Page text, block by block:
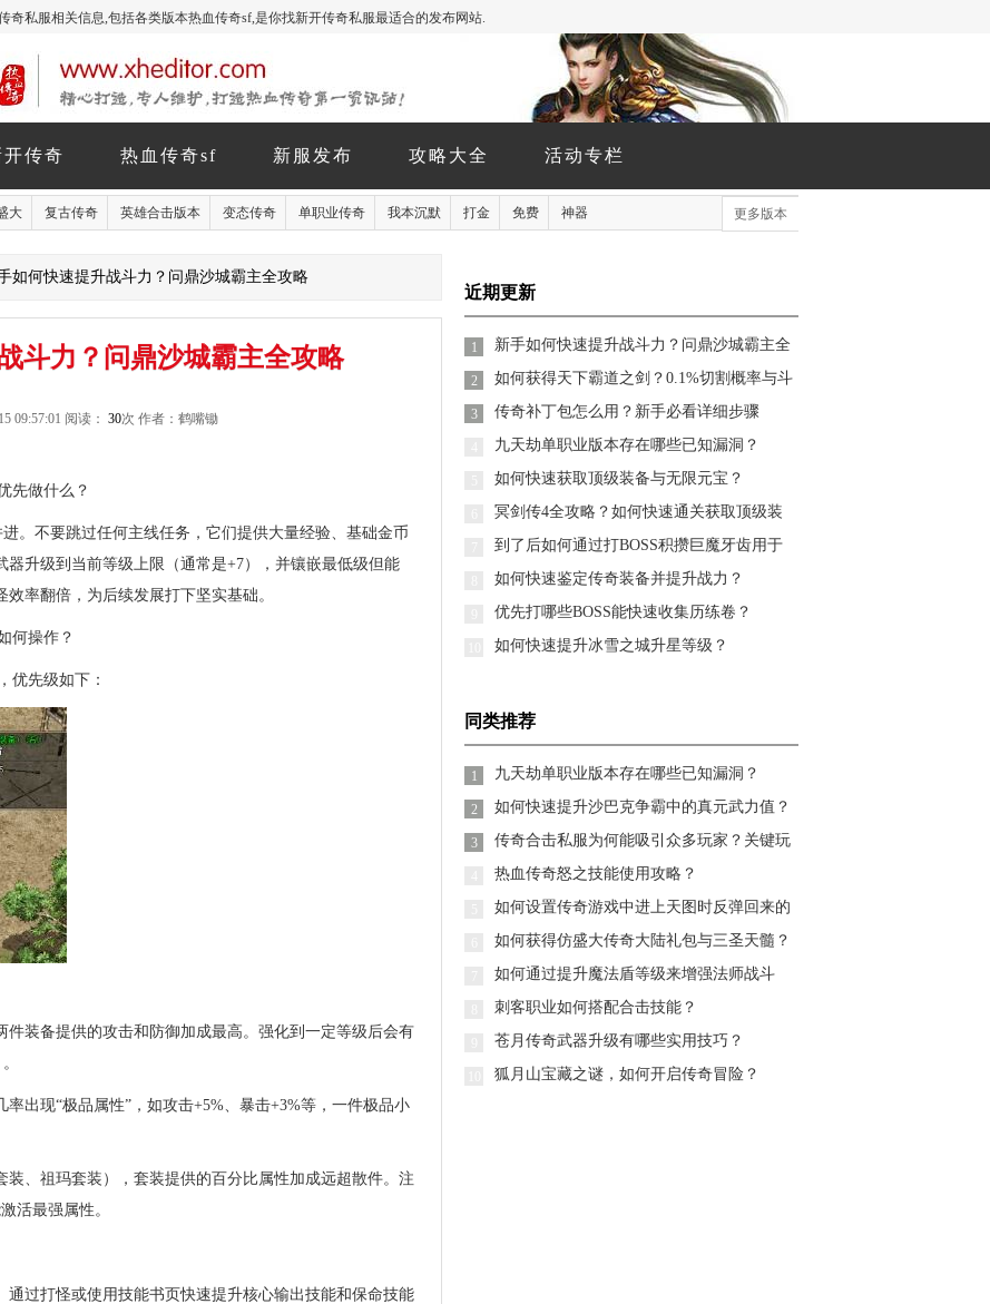
奇私服相关信息,包括各类版本热血传奇sf,是你找新开传奇私服最适合的发布网站.
开传奇 热血传奇sf 新服发布 攻略大全 活动专栏
大 复古传奇 英雄合击版本 变态传奇 单职业传奇 我本沉默 打金 免费 神器 更多版本
如何快速提升战斗力？问鼎沙城霸主全攻略
斗力？问鼎沙城霸主全攻略
09:57:01 阅读： 30次 作者：鹤嘴锄
先做什么？
。不要跳过任何主线任务，它们提供大量经验、基础金币
升级到当前等级上限（通常是+7），并镶嵌最低级但能
率翻倍，为后续发展打下坚实基础。
何操作？
优先级如下：
装备提供的攻击和防御加成最高。强化到一定等级后会有
出现“极品属性”，如攻击+5%、暴击+3%等，一件极品小
、祖玛套装），套装提供的百分比属性加成远超散件。注
活最强属性。
过打怪或使用技能书页快速提升核心输出技能和保命技能
近期更新
1
新手如何快速提升战斗力？问鼎沙城霸主全
攻略
2
如何获得天下霸道之剑？0.1%切割概率与斗
牙王合成攻略
3 传奇补丁包怎么用？新手必看详细步骤
九天劫单职业版本存在哪些已知漏洞？
如何快速获取顶级装备与无限元宝？
冥剑传4全攻略？如何快速通关获取顶级装
备？
到了后如何通过打BOSS积攒巨魔牙齿用于
100110升级？
如何快速鉴定传奇装备并提升战力？
优先打哪些BOSS能快速收集历练卷？
如何快速提升冰雪之城升星等级？
同类推荐
1 九天劫单职业版本存在哪些已知漏洞？
2 如何快速提升沙巴克争霸中的真元武力值？
3
传奇合击私服为何能吸引众多玩家？关键玩
法与策略解析
热血传奇怒之技能使用攻略？
如何设置传奇游戏中进上天图时反弹回来的
地图参数？
如何获得仿盛大传奇大陆礼包与三圣天髓？
极品剑甲打造攻略是什么？
如何通过提升魔法盾等级来增强法师战斗
力？
刺客职业如何搭配合击技能？
苍月传奇武器升级有哪些实用技巧？
狐月山宝藏之谜，如何开启传奇冒险？